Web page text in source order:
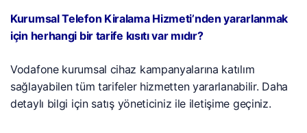
Kurumsal Telefon Kiralama Hizmeti’nden yararlanmak
için herhangi bir tarife kısıtı var mıdır?
Vodafone kurumsal cihaz kampanyalarına katılım
sağlayabilen tüm tarifeler hizmetten yararlanabilir. Daha
detaylı bilgi için satış yöneticiniz ile iletişime geçiniz.